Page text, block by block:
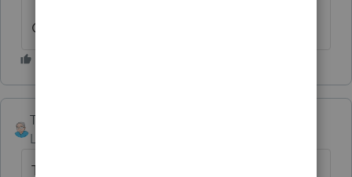
Comment procéderiez-vous?
TDallaire
Level 6
Tu fais une T776, avec les revenus et